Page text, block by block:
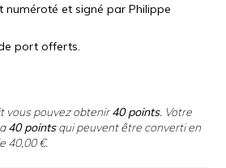
numéroté et signé par Philippe
port offerts.
vous pouvez obtenir40points. Votre
40pointsqui peuvent être converti en
40,00 €.